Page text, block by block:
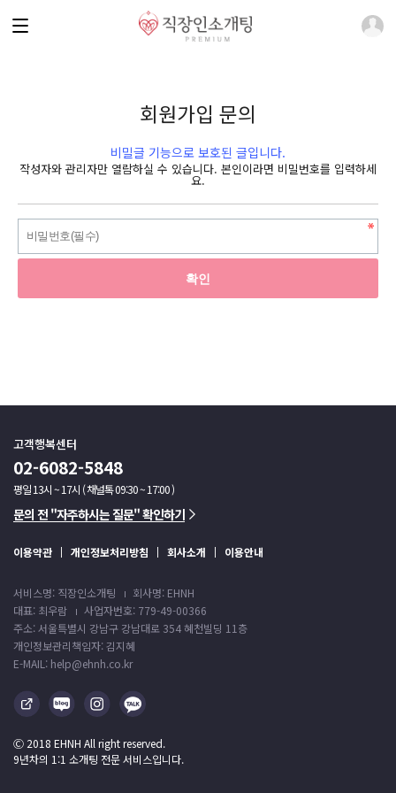
회원가입 문의
비밀글 기능으로 보호된 글입니다.
작성자와 관리자만 열람하실 수 있습니다. 본인이라면 비밀번호를 입력하세
요.
고객행복센터
02-6082-5848
평일 13시 ~ 17시 ( 채널톡 09:30 ~ 17:00 )
문의 전 "자주하시는 질문" 확인하기
이용약관 개인정보처리방침 회사소개 이용안내
서비스명: 직장인소개팅
회사명: EHNH
대표: 최우람
사업자번호: 779-49-00366
주소: 서울특별시 강남구 강남대로 354 혜천빌딩 11층
개인정보관리책임자: 김지혜
E-MAIL: help@ehnh.co.kr
Ⓒ 2018 EHNH All right reserved.
9년차의 1:1 소개팅 전문 서비스입니다.